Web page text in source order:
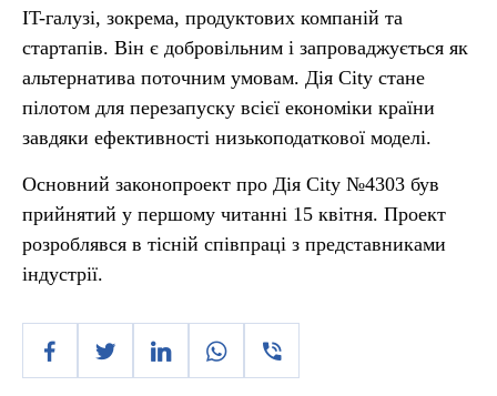
IT-галузі, зокрема, продуктових компаній та
стартапів. Він є добровільним і запроваджується як
альтернатива поточним умовам. Дія City стане
пілотом для перезапуску всієї економіки країни
завдяки ефективності низькоподаткової моделі.
Основний законопроект про Дія City №4303 був
прийнятий у першому читанні 15 квітня. Проект
розроблявся в тісній співпраці з представниками
індустрії.